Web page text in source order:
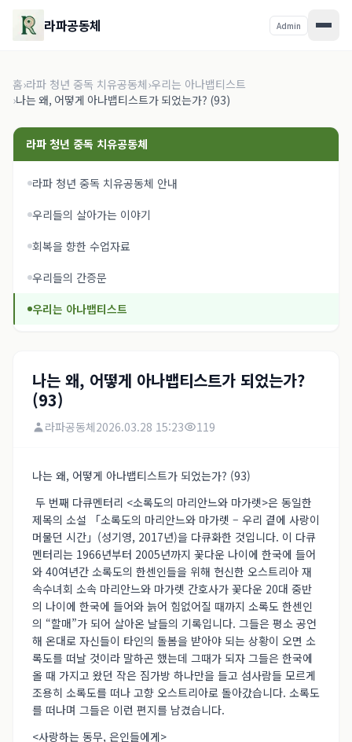
라파공동체 Admin
홈›라파 청년 중독 치유공동체›우리는 아나뱁티스트
›나는 왜, 어떻게 아나뱁티스트가 되었는가? (93)
라파 청년 중독 치유공동체
라파 청년 중독 치유공동체 안내
우리들의 살아가는 이야기
회복을 향한 수업자료
우리들의 간증문
우리는 아나뱁티스트
나는 왜, 어떻게 아나뱁티스트가 되었는가?
(93)
라파공동체2026.03.28 15:23 119
나는 왜, 어떻게 아나뱁티스트가 되었는가? (93)
두 번째 다큐멘터리 <소록도의 마리안느와 마가렛>은 동일한
제목의 소설 「소록도의 마리안느와 마가렛 – 우리 곁에 사랑이
머물던 시간」(성기영, 2017년)을 다큐화한 것입니다. 이 다큐
멘터리는 1966년부터 2005년까지 꽃다운 나이에 한국에 들어
와 40여년간 소록도의 한센인들을 위해 헌신한 오스트리아 재
속수녀회 소속 마리안느와 마가렛 간호사가 꽃다운 20대 중반
의 나이에 한국에 들어와 늙어 힘없어질 때까지 소록도 한센인
의 “할매”가 되어 살아온 날들의 기록입니다. 그들은 평소 공언
해 온대로 자신들이 타인의 돌봄을 받아야 되는 상황이 오면 소
록도를 떠날 것이라 말하곤 했는데 그때가 되자 그들은 한국에
올 때 가지고 왔던 작은 짐가방 하나만을 들고 섬사람들 모르게
조용히 소록도를 떠나 고향 오스트리아로 돌아갔습니다. 소록도
를 떠나며 그들은 이런 편지를 남겼습니다.
<사랑하는 동무, 은인들에게>